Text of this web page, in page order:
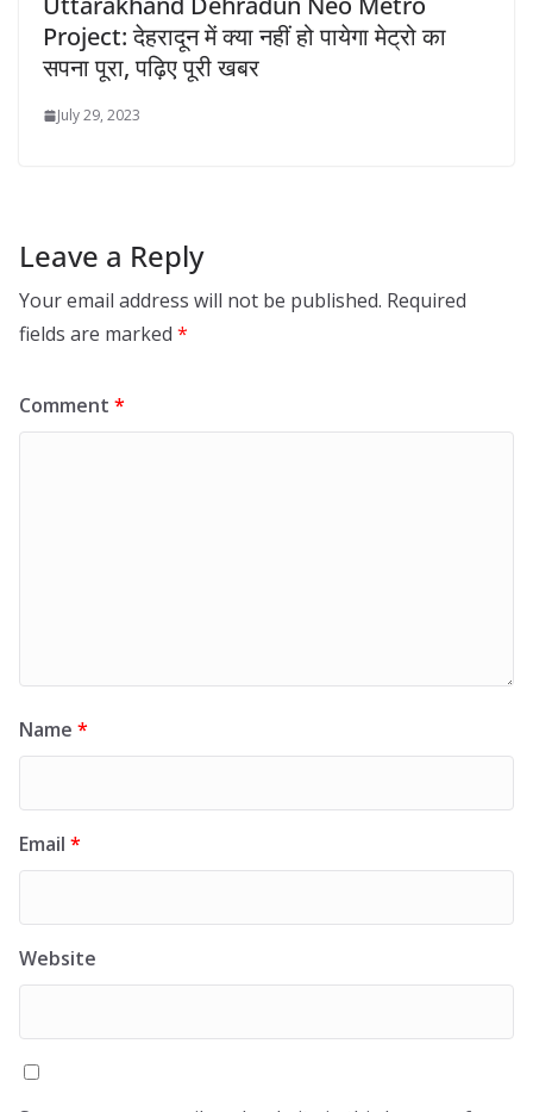
Project: देहरादून में क्या नहीं हो पायेगा मेट्रो का
सपना पूरा, पढ़िए पूरी खबर
July 29, 2023
Leave a Reply
Your email address will not be published. Required
fields are marked *
Comment *
Name *
Email *
Website